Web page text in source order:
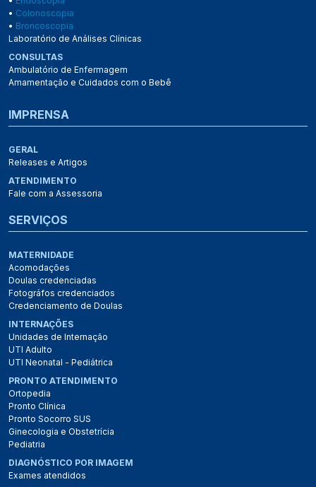
• Colonoscopia
• Broncoscopia
Laboratório de Análises Clínicas
CONSULTAS
Ambulatório de Enfermagem
Amamentação e Cuidados com o Bebê
IMPRENSA
GERAL
Releases e Artigos
ATENDIMENTO
Fale com a Assessoria
SERVIÇOS
MATERNIDADE
Acomodações
Doulas credenciadas
Fotográfos credenciados
Credenciamento de Doulas
INTERNAÇÕES
Unidades de Internação
UTI Adulto
UTI Neonatal - Pediátrica
PRONTO ATENDIMENTO
Ortopedia
Pronto Clínica
Pronto Socorro SUS
Ginecologia e Obstetrícia
Pediatria
DIAGNÓSTICO POR IMAGEM
Exames atendidos